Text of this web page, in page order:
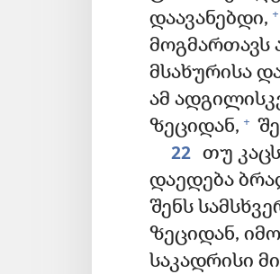
დაავანებდი, +
მოგმართავს
მსახურისა
ამ
ზეციდან, +
22 თუ
დაედება
შენს
ზეციდან,
საკადრისი